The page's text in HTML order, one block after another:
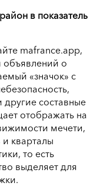
в показатель
mafrance.app,
объявлений о
«значок» с
составные
отображать на
мечети,
кварталы
то есть
выделяет для